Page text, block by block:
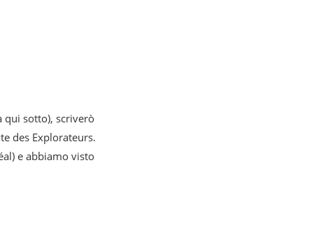
qui sotto), scriverò
des Explorateurs.
e abbiamo visto